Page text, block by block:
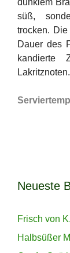
dunklem
süß,
trocken.
Dauer des
kandierte
Lakritznoten.
Neueste
Frisch von
Halbsüßer